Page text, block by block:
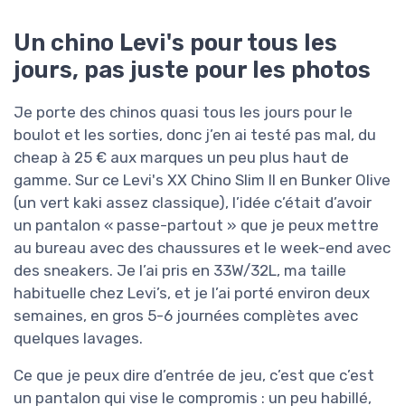
Un chino Levi's pour tous les
jours, pas juste pour les photos
Je porte des chinos quasi tous les jours pour le
boulot et les sorties, donc j’en ai testé pas mal, du
cheap à 25 € aux marques un peu plus haut de
gamme. Sur ce Levi's XX Chino Slim II en Bunker Olive
(un vert kaki assez classique), l’idée c’était d’avoir
un pantalon « passe-partout » que je peux mettre
au bureau avec des chaussures et le week-end avec
des sneakers. Je l’ai pris en 33W/32L, ma taille
habituelle chez Levi’s, et je l’ai porté environ deux
semaines, en gros 5-6 journées complètes avec
quelques lavages.
Ce que je peux dire d’entrée de jeu, c’est que c’est
un pantalon qui vise le compromis : un peu habillé,